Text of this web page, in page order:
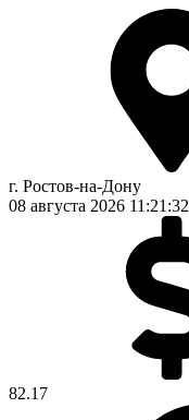
г. Ростов-на-Дону
08 августа 2026 11:21:32
82.17